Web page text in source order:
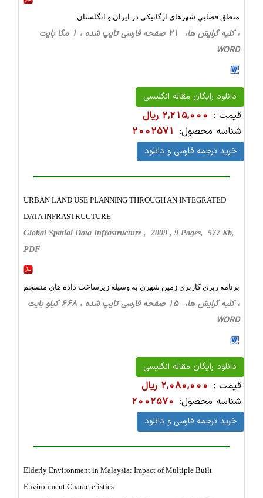
منطق فضاییِ شهرهای ارگانیکی در ایران و انگلستان
، کلیه گرایش ها، 21 صفحه فارسی تایپ شده ، 1 مگا بایت
WORD
دانلود رایگان مقاله انگلیسی
قیمت : 2,215,000 ریال
شناسه محصول: 2002571
خرید ترجمه فارسی و دانلود
URBAN LAND USE PLANNING THROUGH AN INTEGRATED
DATA INFRASTRUCTURE
Global Spatial Data Infrastructure , 2009 , 9 Pages, 577 Kb,
PDF
برنامه ریزی کاربری زمین شهری به وسیله زیرساخت داده های منسجم
، کلیه گرایش ها، 15 صفحه فارسی تایپ شده ، 668 کیلو بایت
WORD
دانلود رایگان مقاله انگلیسی
قیمت : 2,080,000 ریال
شناسه محصول: 2002570
خرید ترجمه فارسی و دانلود
Elderly Environment in Malaysia: Impact of Multiple Built
Environment Characteristics